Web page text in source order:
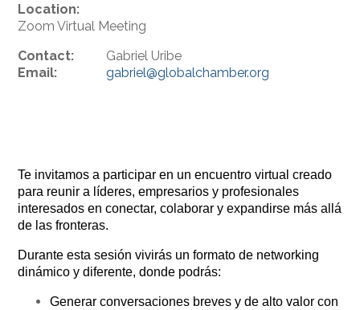
Location:
Zoom Virtual Meeting
Contact:
Gabriel Uribe
Email:
gabriel@globalchamber.org
Te invitamos a participar en un encuentro virtual creado
para reunir a líderes, empresarios y profesionales
interesados en conectar, colaborar y expandirse más allá
de las fronteras.
Durante esta sesión vivirás un formato de networking
dinámico y diferente, donde podrás:
Generar conversaciones breves y de alto valor con